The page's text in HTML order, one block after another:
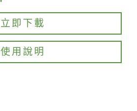
立即下載
使用說明